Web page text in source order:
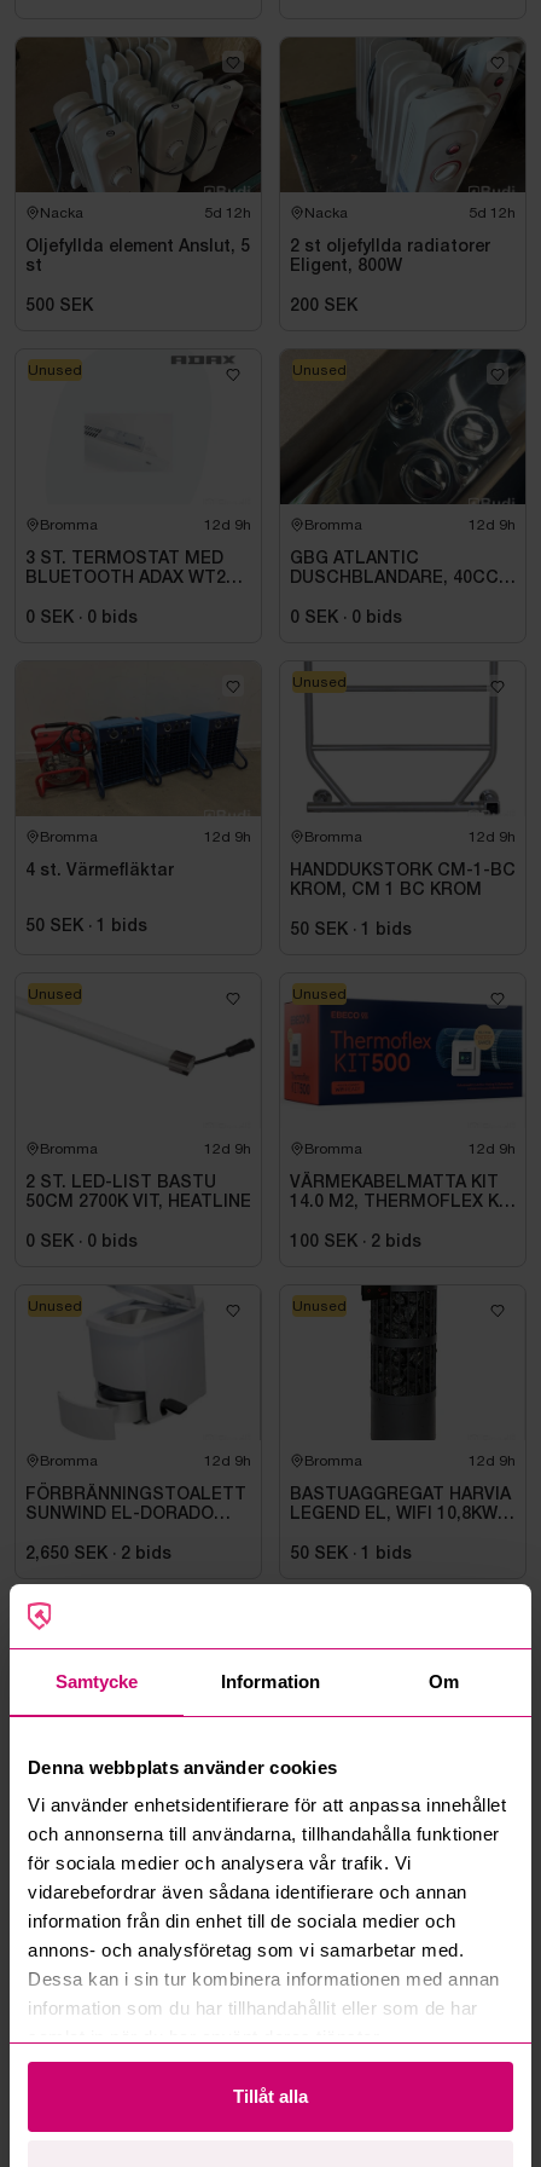
Samtycke Information Om
Denna webbplats använder cookies
Vi använder enhetsidentifierare för att anpassa innehållet
och annonserna till användarna, tillhandahålla funktioner
för sociala medier och analysera vår trafik. Vi
vidarebefordrar även sådana identifierare och annan
information från din enhet till de sociala medier och
annons- och analysföretag som vi samarbetar med.
Dessa kan i sin tur kombinera informationen med annan
information som du har tillhandahållit eller som de har
Tillåt alla
Nacka 5d 12h
Oljefyllda element Anslut, 5
st
500 SEK
Nacka 5d 12h
2 st oljefyllda radiatorer
Eligent, 800W
200 SEK
Bromma 12d 9h
3 ST. TERMOSTAT MED
BLUETOOTH ADAX WT2
0 SEK · 0 bids
Unused
Bromma 12d 9h
GBG ATLANTIC
DUSCHBLANDARE, 40CC,
0 SEK · 0 bids
Unused
Bromma 12d 9h
4 st. Värmefläktar
50 SEK · 1 bids
Bromma 12d 9h
HANDDUKSTORK CM-1-BC
KROM, CM 1 BC KROM
50 SEK · 1 bids
Unused
Bromma 12d 9h
2 ST. LED-LIST BASTU
50CM 2700K VIT, HEATLINE
0 SEK · 0 bids
Unused
Bromma 12d 9h
VÄRMEKABELMATTA KIT
14.0 M2, THERMOFLEX KIT
100 SEK · 2 bids
Unused
Bromma 12d 9h
FÖRBRÄNNINGSTOALETT
SUNWIND EL-DORADO
2,650 SEK · 2 bids
Unused
Bromma 12d 9h
BASTUAGGREGAT HARVIA
LEGEND EL, WIFI 10,8KW
50 SEK · 1 bids
Unused
Bromma 12d 9h
BADKARSBLANDARE
MORA CERA 1-GR
BADK.BL.40C\/C, MED
OMK.PIP. ANSL NED.
256000
0 SEK · 0 bids
Unused
Bromma
DUSCHBLANDARE
TERMOSTAT, M.160\/40CC
FÄSTE 8214-1000
100 SEK ·2 bids
Unused Unused